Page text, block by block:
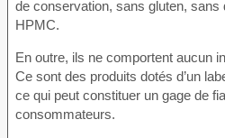
de conservation, sans gluten, sans
HPMC.
En outre, ils ne comportent aucun
Ce sont des produits dotés d’un
ce qui peut constituer un gage de
consommateurs.